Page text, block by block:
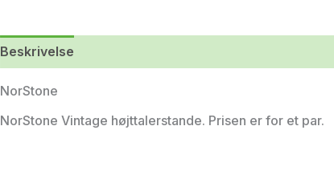
Beskrivelse
NorStone
NorStone Vintage højttalerstande. Prisen er for et par.